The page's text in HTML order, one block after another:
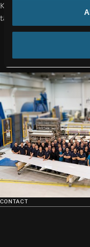
Kompetenz, die die knapp
täglich in die FACC
CONTACT